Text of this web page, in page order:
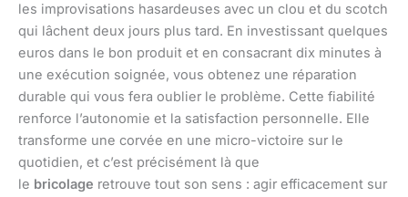
les improvisations hasardeuses avec un clou et du scotch
qui lâchent deux jours plus tard. En investissant quelques
euros dans le bon produit et en consacrant dix minutes à
une exécution soignée, vous obtenez une réparation
durable qui vous fera oublier le problème. Cette fiabilité
renforce l’autonomie et la satisfaction personnelle. Elle
transforme une corvée en une micro-victoire sur le
quotidien, et c’est précisément là que
le bricolage retrouve tout son sens : agir efficacement sur